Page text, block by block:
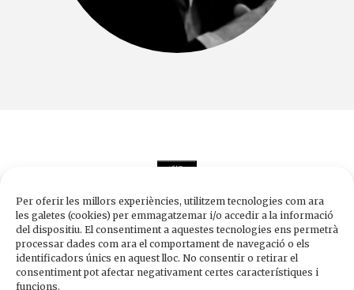
Per oferir les millors experiències, utilitzem tecnologies com ara
les galetes (cookies) per emmagatzemar i/o accedir a la informació
del dispositiu. El consentiment a aquestes tecnologies ens permetrà
processar dades com ara el comportament de navegació o els
identificadors únics en aquest lloc. No consentir o retirar el
consentiment pot afectar negativament certes característiques i
funcions.
Edicions de 1984
Carrer Trafalgar, 10, 2n-2a A